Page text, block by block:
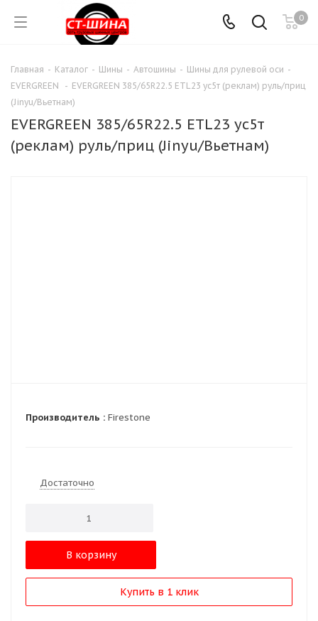
0
Главная - Каталог - Шины - Автошины - Шины для рулевой оси -
EVERGREEN
- EVERGREEN 385/65R22.5 ETL23 ус5т (реклам) руль/приц
(Jinyu/Вьетнам)
EVERGREEN 385/65R22.5 ETL23 ус5т
(реклам) руль/приц (Jinyu/Вьетнам)
Производитель : Firestone
Достаточно
В корзину
Купить в 1 клик